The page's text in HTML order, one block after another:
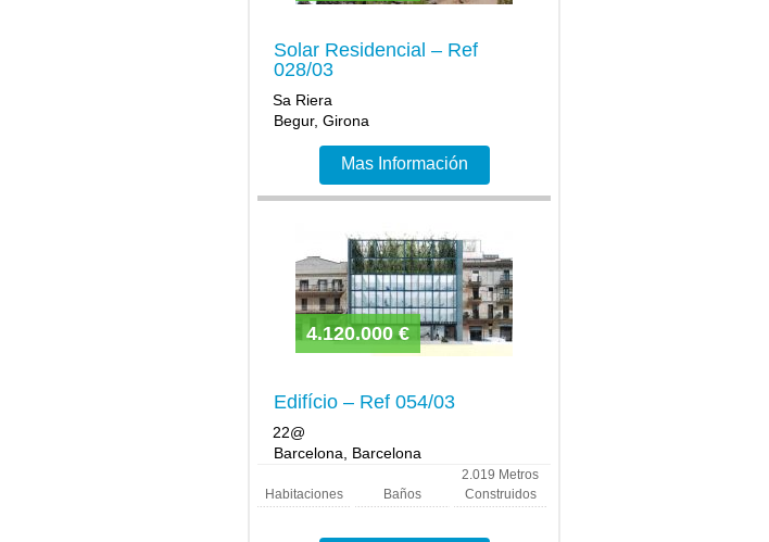
Solar Residencial – Ref
028/03
Sa Riera
Begur, Girona
Mas Información
4.120.000 €
Edifício – Ref 054/03
22@
Barcelona, Barcelona
Habitaciones Baños
2.019 Metros
Construidos